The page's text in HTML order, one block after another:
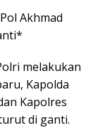
Akhmad
melakukan
Kapolda
Kapolres
di ganti.